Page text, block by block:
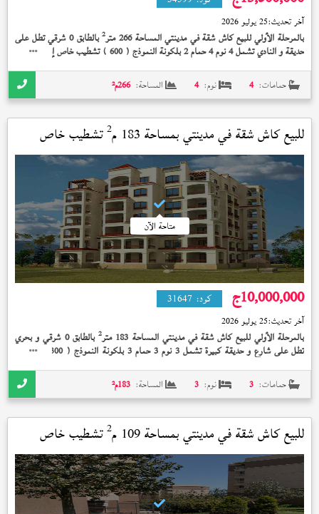
آخر تحديث:25 يوليو 2026
بالمرحلة الأولي للبيع كاش شقة في مدينتي المساحة 266 متر 2 بالطابق 0 شرقي تطل على
حديقة و النادي تشمل 4 نوم 4 حمام 2 بلكونة النموذج ( 600 ) تشطيب خاص إستلام فوري
حمامات: 4 نوم: 4 المساحة: 266م²
للبيع كاش شقة فيمدينتيبمساحة 183 م 2تشطيب خاص
استلام فوري
متاحة الآن
10,000,000ج كود: 31647
آخر تحديث:25 يوليو 2026
بالمرحلة الأولي للبيع كاش شقة في مدينتي المساحة 183 متر 2 بالطابق 0 شرقي و بحري
تطل على شارع و حديقة كبيرة تشمل 3 نوم 3 حمام 3 بلكونة النموذج ( 300 ) تشطيب
وأرضيات بورسلين حمامات متغيره بالكامل وأكبر نموذج في العمارة
حمامات: 3 نوم: 3 المساحة: 183م²
للبيع كاش شقة فيمدينتيبمساحة 109 م 2تشطيب خاص
استلام فوري